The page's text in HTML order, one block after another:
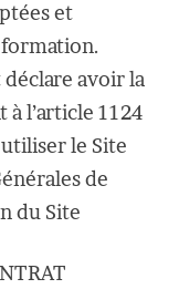
et
avoir la
l’article 1124
le Site
de
du Site